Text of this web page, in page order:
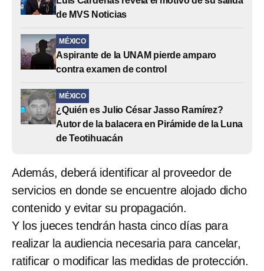
de MVS Noticias
MÉXICO
Aspirante de la UNAM pierde amparo
contra examen de control
MÉXICO
¿Quién es Julio César Jasso Ramírez?
Autor de la balacera en Pirámide de la Luna
de Teotihuacán
Además, deberá identificar al proveedor de
servicios en donde se encuentre alojado dicho
contenido y evitar su propagación.
Y los jueces tendrán hasta cinco días para
realizar la audiencia necesaria para cancelar,
ratificar o modificar las medidas de protección.